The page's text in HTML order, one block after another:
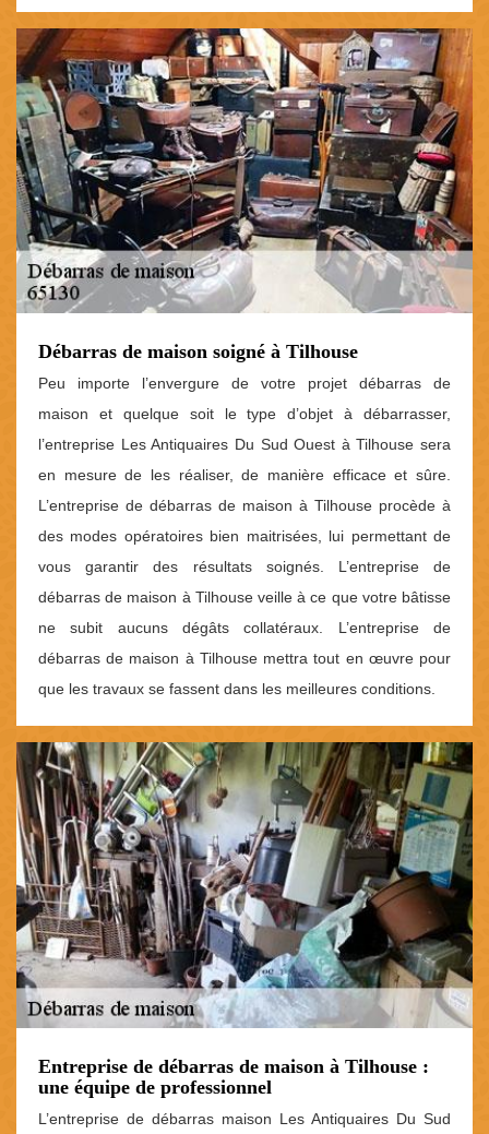
Débarras de maison soigné à Tilhouse
Peu importe l’envergure de votre projet débarras de
maison et quelque soit le type d’objet à débarrasser,
l’entreprise Les Antiquaires Du Sud Ouest à Tilhouse sera
en mesure de les réaliser, de manière efficace et sûre.
L’entreprise de débarras de maison à Tilhouse procède à
des modes opératoires bien maitrisées, lui permettant de
vous garantir des résultats soignés. L’entreprise de
débarras de maison à Tilhouse veille à ce que votre bâtisse
ne subit aucuns dégâts collatéraux. L’entreprise de
débarras de maison à Tilhouse mettra tout en œuvre pour
que les travaux se fassent dans les meilleures conditions.
Entreprise de débarras de maison à Tilhouse :
une équipe de professionnel
L’entreprise de débarras maison Les Antiquaires Du Sud